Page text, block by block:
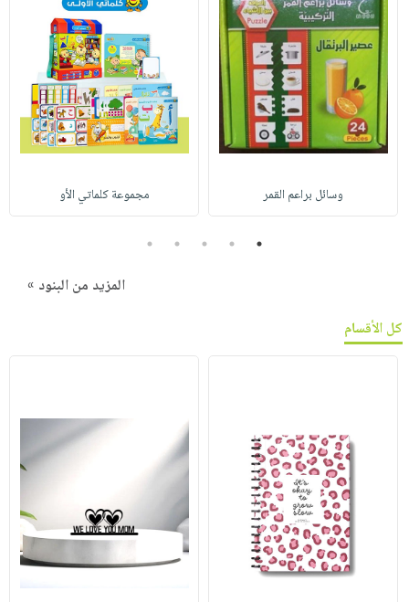
وسائل براعم القمر مجموعة كلماتي الأو
1
2
3
4
5
المزيد من البنود »
كل الأقسام